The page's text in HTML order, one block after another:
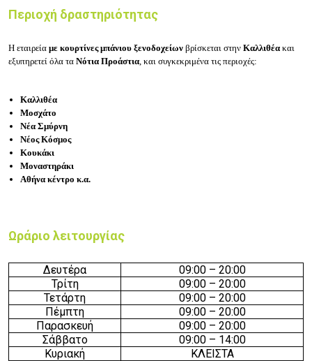
Περιοχή δραστηριότητας
Η εταιρεία με κουρτίνες μπάνιου ξενοδοχείων βρίσκεται στην Καλλιθέα και
εξυπηρετεί όλα τα Νότια Προάστια , και συγκεκριμένα τις περιοχές:
Καλλιθέα
Μοσχάτο
Νέα Σμύρνη
Νέος Κόσμος
Κουκάκι
Μοναστηράκι
Αθήνα κέντρο κ.α.
Ωράριο λειτουργίας
Δευτέρα
09:00 – 20:00
Τρίτη
09:00 – 20:00
Τετάρτη
09:00 – 20:00
Πέμπτη
09:00 – 20:00
Παρασκευή
09:00 – 20:00
Σάββατο
09:00 – 14:00
Κυριακή
ΚΛΕΙΣΤΑ